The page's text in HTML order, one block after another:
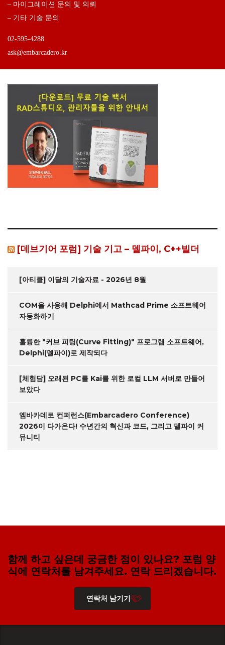
– 마이그레이션 문의 및 의뢰
– 기타 기술 문의
02-595-4288
ask@embarcadero.kr
[데브기어 포럼] 기술 기고 – 델파이, C++빌더
[아티클] 이달의 기술자료 - 2026년 8월
COM을 사용해 Delphi에서 Mathcad Prime 소프트웨어
자동화하기
훌륭한 "커브 피팅(Curve Fitting)" 프로그램 소프트웨어,
Delphi(델파이)로 제작되다
[체험담] 오래된 PC를 Kai를 위한 로컬 LLM 서버로 만들어
보았다
엠바카데로 컨퍼런스(Embarcadero Conference)
2026이 다가온다! 수년간의 혁신과 코드, 그리고 델파이 커
뮤니티
함께 하고 싶은데 궁금한 점이 있나요? 포럼 양
식에 연락처를 남겨주세요. 연락 드리겠습니다.
연락처 남기기